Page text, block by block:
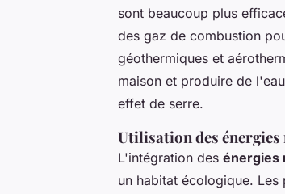
sont beaucoup plus
des gaz de combustion
géothermiques et
maison et produire de
effet de serre.
Utilisation des
L'intégration des énergies
un habitat écologique.